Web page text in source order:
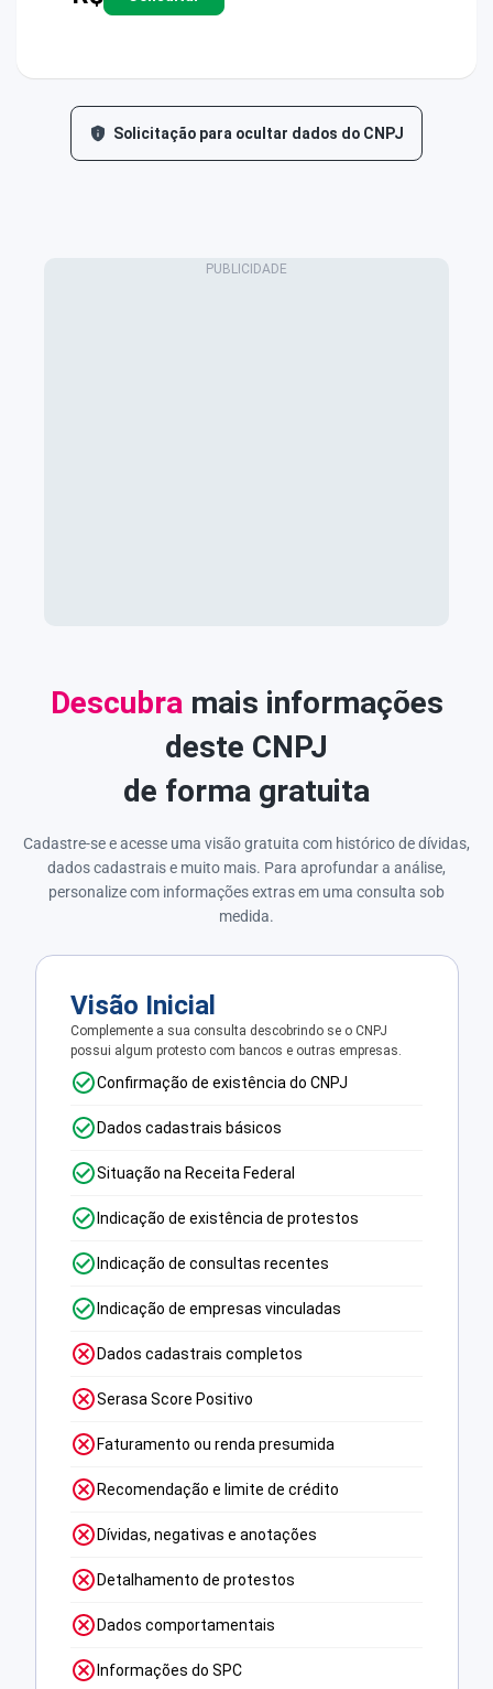
Solicitação para ocultar dados do CNPJ
Descubra mais informações
deste CNPJ
de forma gratuita
Cadastre-se e acesse uma visão gratuita com histórico de dívidas,
dados cadastrais e muito mais. Para aprofundar a análise,
personalize com informações extras em uma consulta sob
medida.
Visão Inicial
Complemente a sua consulta descobrindo se o CNPJ
possui algum protesto com bancos e outras empresas.
Confirmação de existência do CNPJ
Dados cadastrais básicos
Situação na Receita Federal
Indicação de existência de protestos
Indicação de consultas recentes
Indicação de empresas vinculadas
Dados cadastrais completos
Serasa Score Positivo
Faturamento ou renda presumida
Recomendação e limite de crédito
Dívidas, negativas e anotações
Detalhamento de protestos
Dados comportamentais
Informações do SPC